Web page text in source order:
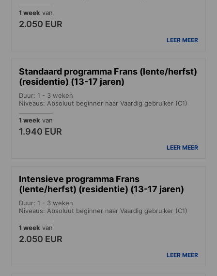
1 week van
2.050 EUR
LEER MEER
Standaard programma Frans (lente/herfst)
(residentie) (13-17 jaren)
Duur: 1 - 3 weken
Niveaus: Absoluut beginner naar Vaardig gebruiker (C1)
1 week van
1.940 EUR
LEER MEER
Intensieve programma Frans
(lente/herfst) (residentie) (13-17 jaren)
Duur: 1 - 3 weken
Niveaus: Absoluut beginner naar Vaardig gebruiker (C1)
1 week van
2.050 EUR
LEER MEER